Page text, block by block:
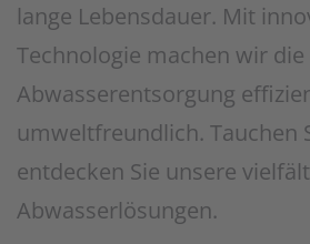
lange Lebensdauer. Mit
Technologie machen wir die
Abwasserentsorgung
umweltfreundlich. Tauchen
entdecken Sie unsere
Abwasserlösungen.